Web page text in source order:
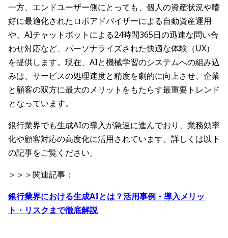
一方、エンドユーザー側にとっても、個人の資産状況や嗜
好に最適化されたロボアドバイザーによる自動資産運用
や、AIチャットボットによる24時間365日の迅速な問い合
わせ対応など、パーソナライズされた快適な体験（UX）
を提供します。現在、AIと機械学習のシステムへの組み込
みは、サービスの処理速度と精度を劇的に向上させ、企業
と顧客の双方に最大のメリットをもたらす最重要トレンド
となっています。
銀行業界でも生成AIの導入が急速に進んでおり、業務効率
化や顧客対応の高度化に活用されています。詳しくは以下
の記事をご覧ください。
＞＞＞関連記事：
銀行業界における生成AIとは？活用事例・導入メリッ
ト・リスクまで徹底解説